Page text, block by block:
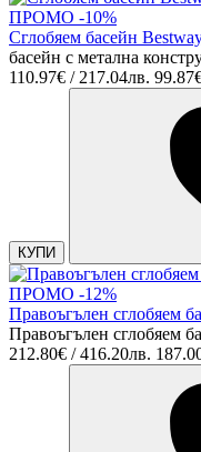
ПРОМО -10%
Сглобяем басейн
басейн с метална
110.97€ / 217.04лв.
КУПИ
ПРОМО -12%
Правоъгълен сглобяем
Правоъгълен сглобяем
212.80€ / 416.20лв.